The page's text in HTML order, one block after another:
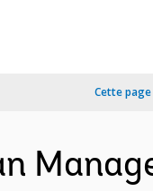
Cette page